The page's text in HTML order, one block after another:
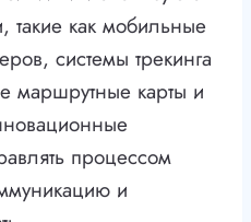
такие как мобильные
системы трекинга
маршрутные карты и
процессом
и